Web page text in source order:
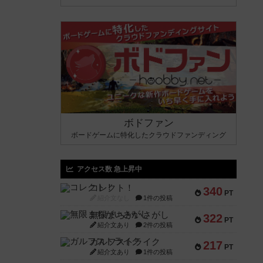
ボドファン
ボードゲームに特化したクラウドファンディング
アクセス数 急上昇中
340 PT
コレクト！
1件の投稿
322 PT
無限まちがいさがし
紹介文あり 2件の投稿
217 PT
ガルフストライク
紹介文あり 1件の投稿